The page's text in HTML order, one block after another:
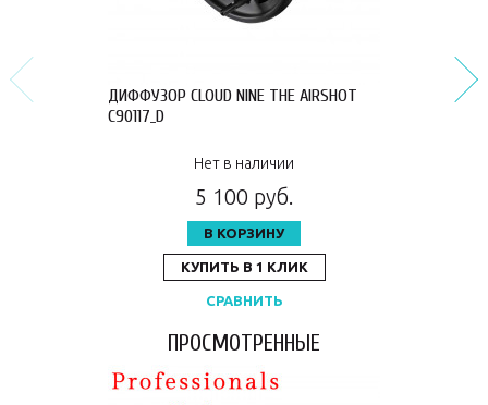
ДИФФУЗОР CLOUD NINE THE AIRSHOT
C90117_D
Нет в наличии
5 100 руб.
В КОРЗИНУ
КУПИТЬ В 1 КЛИК
СРАВНИТЬ
ПРОСМОТРЕННЫЕ